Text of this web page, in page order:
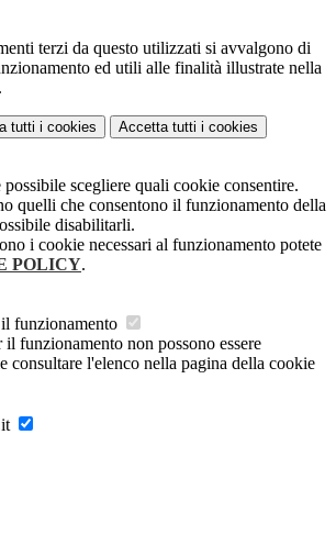
terzi da questo utilizzati si avvalgono di
ed utili alle finalità illustrate nella
.
tutti i cookies Accetta tutti i cookies
possibile scegliere quali cookie consentire.
quelli che consentono il funzionamento della
disabilitarli.
i cookie necessari al funzionamento potete
POLICY.
funzionamento
il funzionamento non possono essere
consultare l'elenco nella pagina della cookie